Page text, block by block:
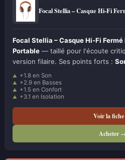
Focal Stellia – Casque Hi-Fi
Focal Stellia – Casque Hi-Fi
Portable — taillé pour l'écoute
version filaire. Ses points forts :
+1.8 en Son
+2.9 en Basses
+1.5 en Confort
+3.1 en Isolation
Voir la
Acheter